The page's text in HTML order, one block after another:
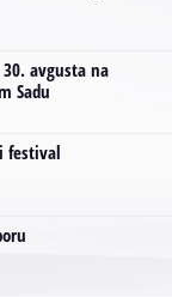
30. avgusta na
Sadu
festival